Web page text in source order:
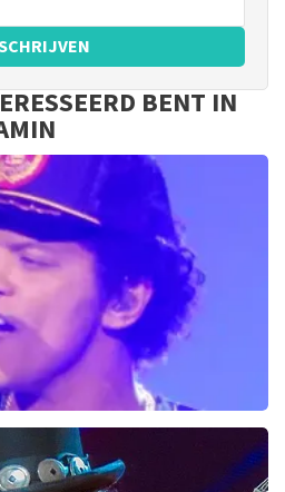
BENT IN